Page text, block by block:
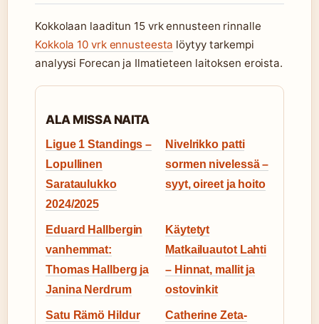
Kokkolaan laaditun 15 vrk ennusteen rinnalle
Kokkola 10 vrk ennusteesta löytyy tarkempi
analyysi Forecan ja Ilmatieteen laitoksen eroista.
ALA MISSA NAITA
Ligue 1 Standings –
Lopullinen
Sarataulukko
2024/2025
Nivelrikko patti
sormen nivelessä –
syyt, oireet ja hoito
Eduard Hallbergin
vanhemmat:
Thomas Hallberg ja
Janina Nerdrum
Käytetyt
Matkailuautot Lahti
– Hinnat, mallit ja
ostovinkit
Satu Rämö Hildur
Catherine Zeta-